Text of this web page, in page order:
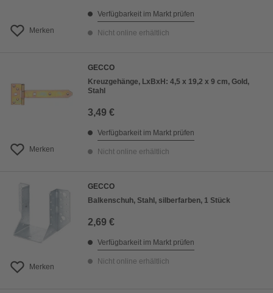
Merken
Verfügbarkeit im Markt prüfen
Nicht online erhältlich
Merken
GECCO
Kreuzgehänge, LxBxH: 4,5 x 19,2 x 9 cm, Gold,
Stahl
3,49 €
Verfügbarkeit im Markt prüfen
Nicht online erhältlich
Merken
GECCO
Balkenschuh, Stahl, silberfarben, 1 Stück
2,69 €
Verfügbarkeit im Markt prüfen
Nicht online erhältlich